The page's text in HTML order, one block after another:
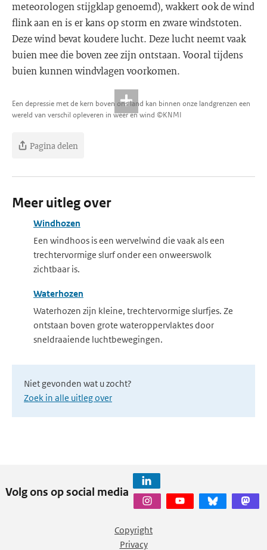
meteorologen stijgklap genoemd), wakkert ook de wind
flink aan en is er kans op storm en zware windstoten.
Deze wind bevat koudere lucht. Deze lucht neemt vaak
buien mee die boven zee zijn ontstaan. Vooral tijdens
buien kunnen windvlagen voorkomen.
Een depressie met de kern boven ons land kan binnen onze landgrenzen een
wereld van verschil opleveren in weer en wind ©KNMI
Pagina delen
Meer uitleg over
Windhozen
Een windhoos is een wervelwind die vaak als een
trechtervormige slurf onder een onweerswolk
zichtbaar is.
Waterhozen
Waterhozen zijn kleine, trechtervormige slurfjes. Ze
ontstaan boven grote wateroppervlaktes door
sneldraaiende luchtbewegingen.
Niet gevonden wat u zocht?
Zoek in alle uitleg over
Volg ons op social media
Copyright
Privacy